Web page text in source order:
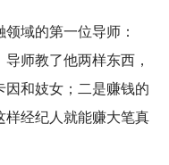
域的第一位导师：
师教了他两样东西，
和妓女；二是赚钱的
样经纪人就能赚大笔真